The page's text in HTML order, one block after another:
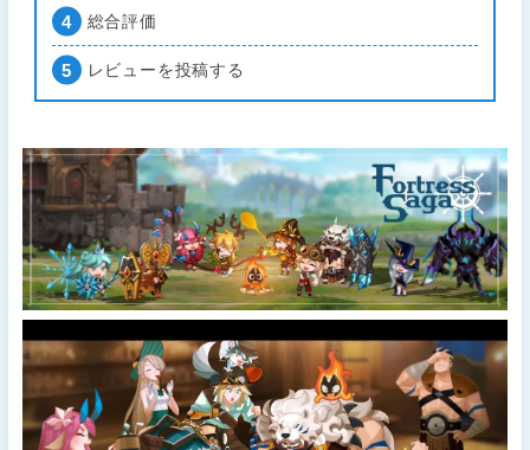
総合評価
レビューを投稿する